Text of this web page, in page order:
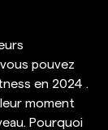
pouvez
en 2024 .
moment
Pourquoi